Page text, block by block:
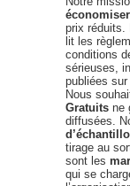
économiser
prix réduits.
lit les
conditions
sérieuses,
publiées sur
Nous
Gratuits ne
diffusées.
tirage au
sont les
qui se